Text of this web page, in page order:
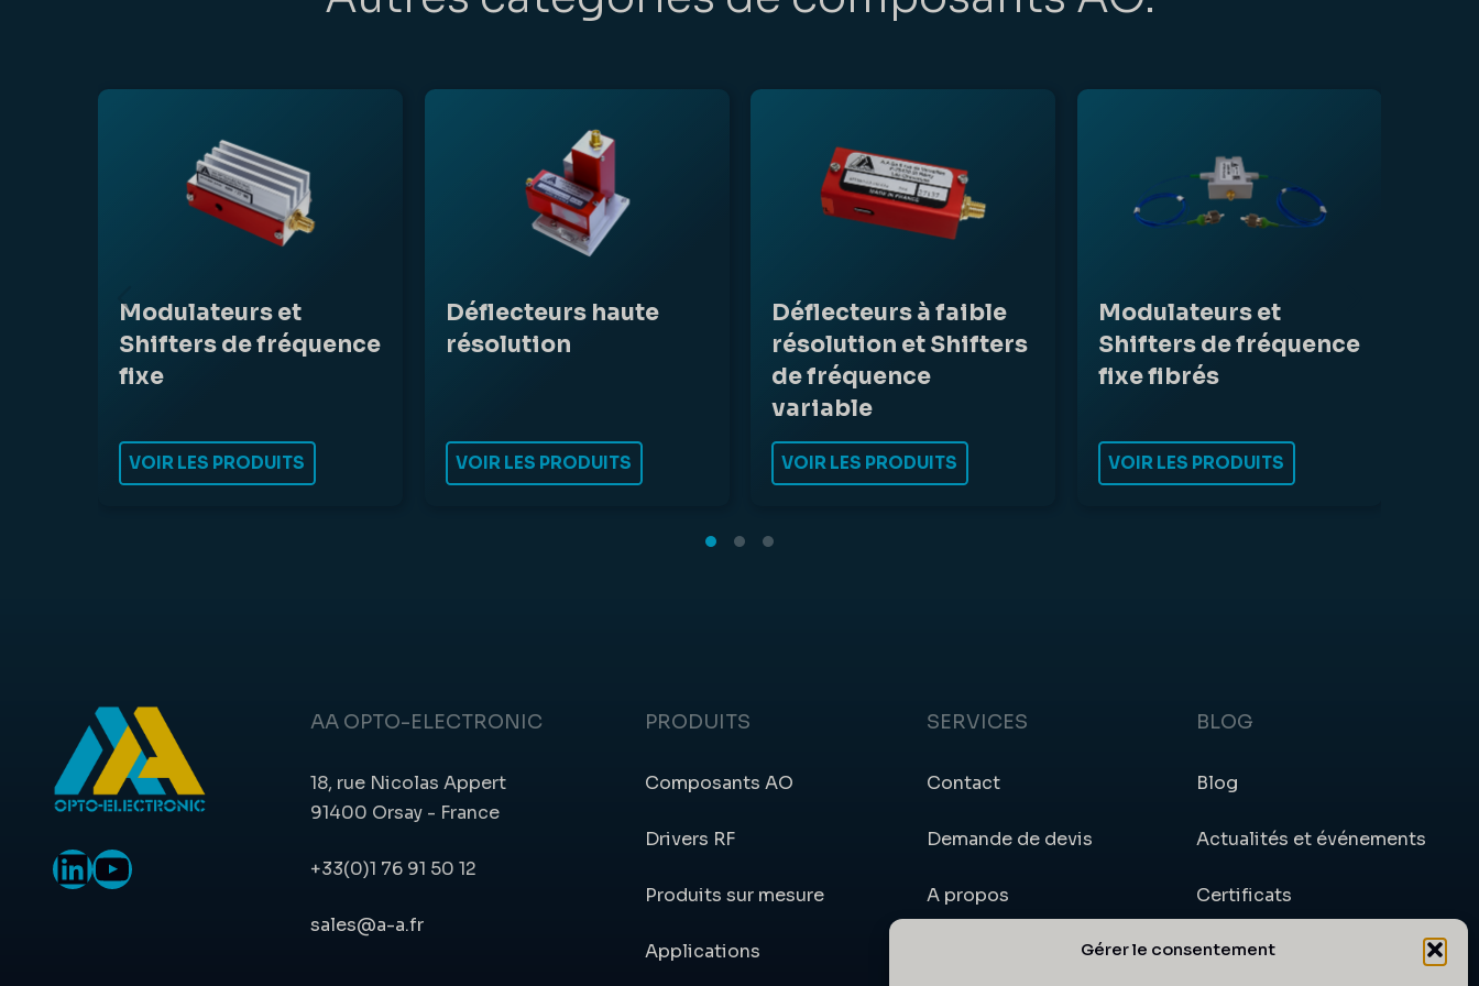
Gérer le consentement
Modulateurs et
Shifters de fréquence
fixe
VOIR LES PRODUITS
Déflecteurs haute
résolution
VOIR LES PRODUITS
Déflecteurs à faible
résolution et Shifters
de fréquence
variable
VOIR LES PRODUITS
Modulateurs et
Shifters de fréquence
fixe fibrés
VOIR LES PRODUITS
LinkedIn
YouTube
AA OPTO-ELECTRONIC
18, rue Nicolas Appert
91400 Orsay - France
+33(0)1 76 91 50 12
sales@a-a.fr
PRODUITS
Composants AO
Drivers RF
Produits sur mesure
Applications
SERVICES
Contact
Demande de devis
A propos
BLOG
Blog
Actualités et événements
Certificats
Articles